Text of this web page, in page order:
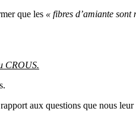
que les « fibres d’amiante sont
CROUS.
aux questions que nous leur